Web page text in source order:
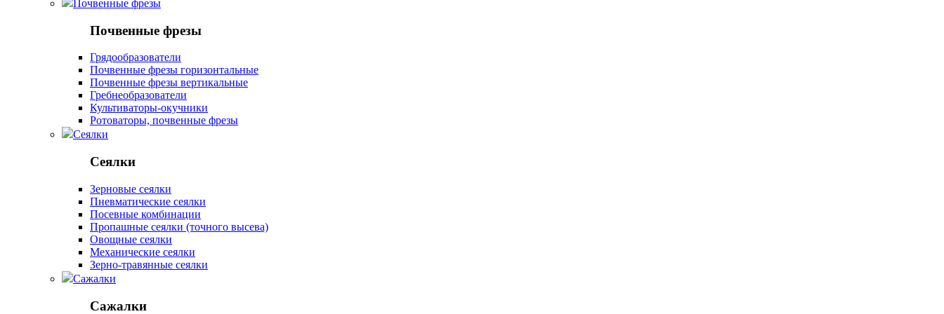
Почвенные фрезы
Почвенные фрезы
Грядообразователи
Почвенные фрезы горизонтальные
Почвенные фрезы вертикальные
Гребнеобразователи
Культиваторы-окучники
Ротоваторы, почвенные фрезы
Сеялки
Сеялки
Зерновые сеялки
Пневматические сеялки
Посевные комбинации
Пропашные сеялки (точного высева)
Овощные сеялки
Механические сеялки
Зерно-травянные сеялки
Сажалки
Сажалки